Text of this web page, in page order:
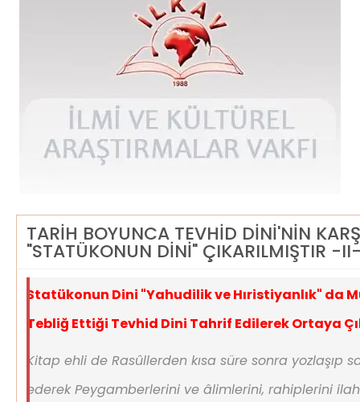
TARİH BOYUNCA TEVHİD DİNİ'NİN
"STATÜKONUN DİNİ" ÇIKARILMIŞTIR -
Statükonun Dini "Yahudilik ve Hıristiyanlık" da
Tebliğ Ettiği Tevhid Dini Tahrif Edilerek Ortaya
Kitap ehli de Rasûllerden kısa süre sonra yozlaşıp
ederek Peygamberlerini ve âlimlerini, rahiplerini